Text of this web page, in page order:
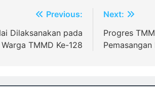
Previous:
Dilaksanakan pada
Warga TMMD Ke-128
Next:
Progres
Pemasangan